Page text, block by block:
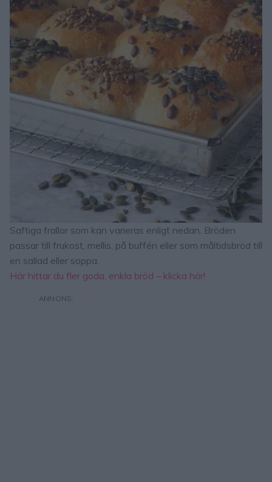
Saftiga frallor som kan varieras enligt nedan. Bröden
passar till frukost, mellis, på buffén eller som måltidsbröd till
en sallad eller soppa.
Här hittar du fler goda, enkla bröd – klicka här!